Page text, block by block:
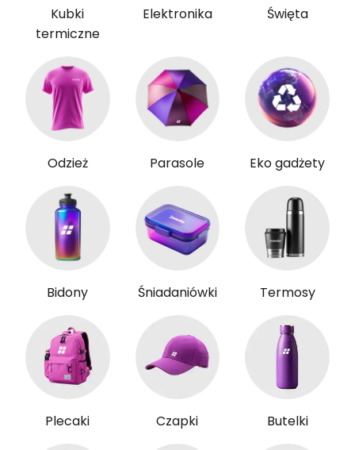
Kubki
termiczne
Elektronika Święta
Odzież Parasole Eko gadżety
Bidony Śniadaniówki Termosy
Plecaki Czapki Butelki